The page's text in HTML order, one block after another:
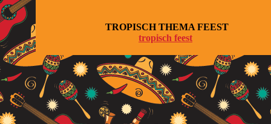
TROPISCH THEMA FEEST
tropisch feest